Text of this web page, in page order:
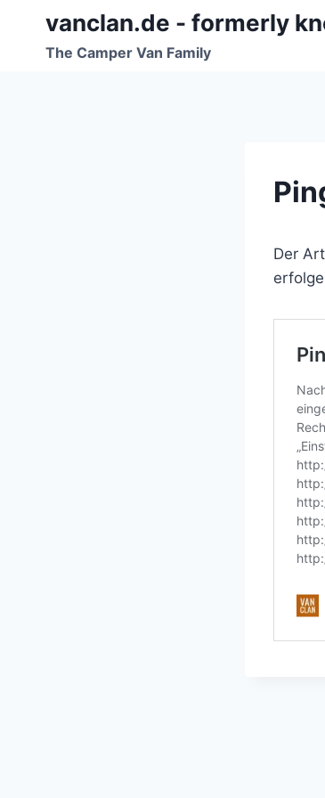
springen
vanclan.de - formerly
The Camper Van Family
Der